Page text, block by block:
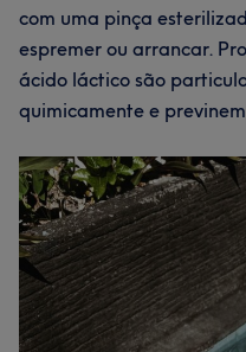
com uma pinça
espremer ou arrancar.
ácido láctico são
quimicamente e